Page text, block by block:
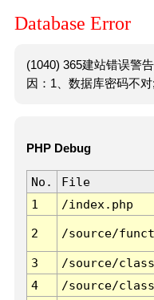
Database Error
(1040) 365建站错误警
因：1、数据库密码不对
PHP Debug
No. File
1
/index.php
2 /source/
3 /source/
4
/source/